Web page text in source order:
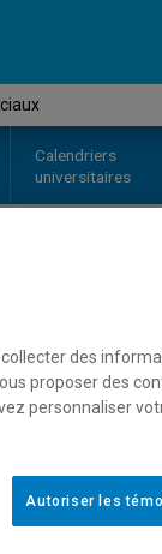
Calendriers
universitaires
des
proposer des
personnaliser
Autoriser les